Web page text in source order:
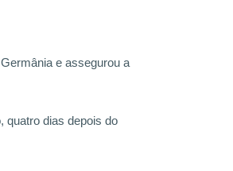
e assegurou a
quatro dias depois do